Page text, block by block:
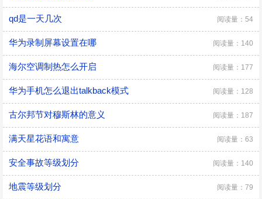
qd是一天几次 阅读量：54
华为录制屏幕设置在哪 阅读量：140
海尔空调制热怎么开启 阅读量：177
华为手机怎么退出talkback模式 阅读量：128
古尔邦节对穆斯林的意义 阅读量：187
满天星花语和寓意 阅读量：63
安全事故等级划分 阅读量：140
地震等级划分 阅读量：79